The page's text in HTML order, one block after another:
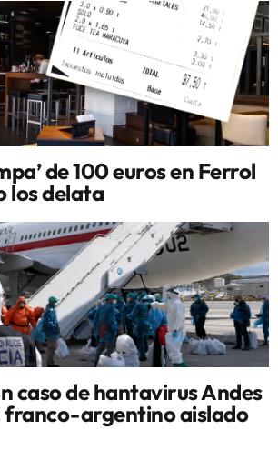
de 100 euros en Ferrol
los delata
caso de hantavirus Andes
franco-argentino aislado